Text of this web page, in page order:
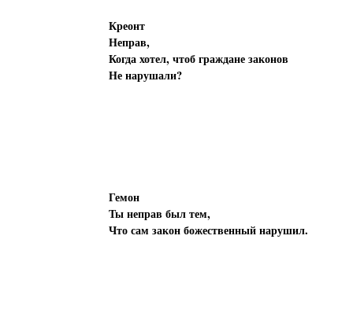
Креонт
Неправ,
Когда хотел, чтоб граждане законов
Не нарушали?
Гемон
Ты неправ был тем,
Что сам закон божественный нарушил.